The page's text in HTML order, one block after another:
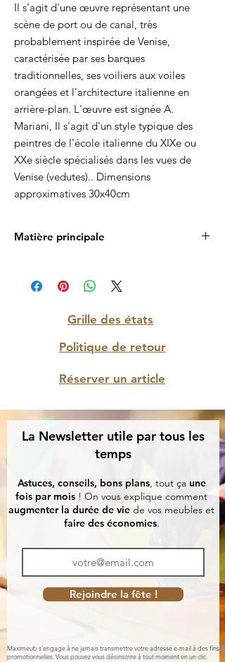
Il s'agit d'une œuvre représentant une
scène de port ou de canal, très
probablement inspirée de Venise,
caractérisée par ses barques
traditionnelles, ses voiliers aux voiles
orangées et l'architecture italienne en
arrière-plan. L'œuvre est signée A.
Mariani, Il s'agit d'un style typique des
peintres de l'école italienne du XIXe ou
XXe siècle spécialisés dans les vues de
Venise (vedutes).. Dimensions
approximatives 30x40cm
Matière principale
Grille des états
Politique de retour
Réserver un article
La Newsletter utile par tous les
temps
Astuces, conseils, bons plans, tout ça une
fois par mois ! On vous explique comment
augmenter la durée de vie de vos meubles et
faire des économies.
Rejoindre la fête !
Maximeub s'engage à ne jamais transmettre votre adresse e-mail à des fins
promotionnelles. Vous pouvez vous désinscrire à tout moment en un clic.